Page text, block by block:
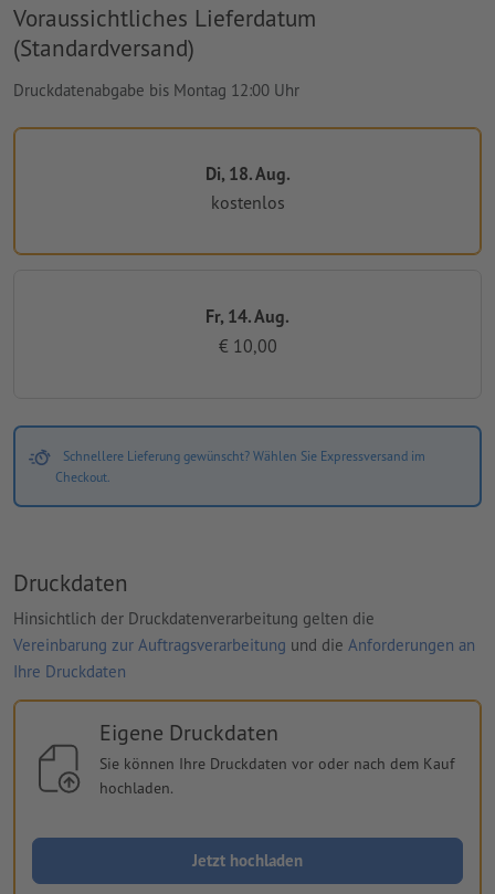
Voraussichtliches Lieferdatum
(Standardversand)
Druckdatenabgabe bis Montag 12:00 Uhr
Di, 18. Aug.
kostenlos
Fr, 14. Aug.
€ 10,00
Schnellere Lieferung gewünscht? Wählen Sie Expressversand im
Checkout.
Druckdaten
Hinsichtlich der Druckdatenverarbeitung gelten die
Vereinbarung zur Auftragsverarbeitung und die Anforderungen an
Ihre Druckdaten
Eigene Druckdaten
Sie können Ihre Druckdaten vor oder nach dem Kauf
hochladen.
Jetzt hochladen